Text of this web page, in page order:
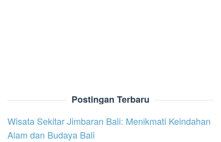
Postingan Terbaru
Wisata Sekitar Jimbaran Bali: Menikmati Keindahan
Alam dan Budaya Bali